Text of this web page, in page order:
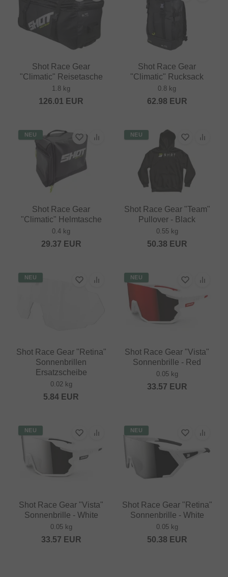
Shot Race Gear
"Climatic" Reisetasche
1.8 kg
126.01 EUR
Shot Race Gear
"Climatic" Rucksack
0.8 kg
62.98 EUR
NEU
Shot Race Gear
"Climatic" Helmtasche
0.4 kg
29.37 EUR
NEU
Shot Race Gear "Team"
Pullover - Black
0.55 kg
50.38 EUR
NEU
Shot Race Gear "Retina"
Sonnenbrillen
Ersatzscheibe
0.02 kg
5.84 EUR
NEU
Shot Race Gear "Vista"
Sonnenbrille - Red
0.05 kg
33.57 EUR
NEU
Shot Race Gear "Vista"
Sonnenbrille - White
0.05 kg
33.57 EUR
NEU
Shot Race Gear "Retina"
Sonnenbrille - White
0.05 kg
50.38 EUR